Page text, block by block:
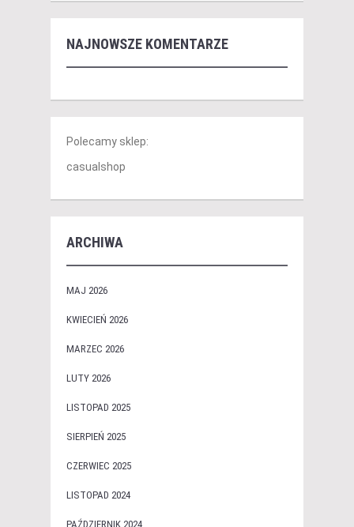
NAJNOWSZE KOMENTARZE
Polecamy sklep:
casualshop
ARCHIWA
MAJ 2026
KWIECIEŃ 2026
MARZEC 2026
LUTY 2026
LISTOPAD 2025
SIERPIEŃ 2025
CZERWIEC 2025
LISTOPAD 2024
PAŹDZIERNIK 2024